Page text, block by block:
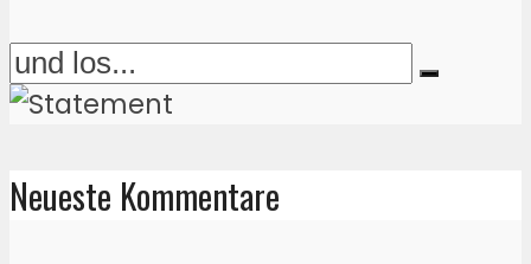
Neueste Kommentare